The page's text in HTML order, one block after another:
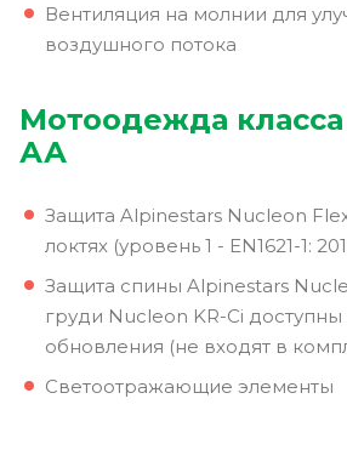
Вентиляция на молнии для
воздушного потока
Мотоодежда
АА
Защита Alpinestars Nucleon
локтях (уровень 1 - EN1621-1:
Защита спины Alpinestars
груди Nucleon KR-Ci доступны
обновления (не входят в
Светоотражающие элементы